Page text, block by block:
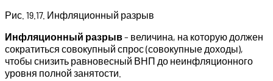
Рис. 19.17. Инфляционный разрыв
Инфляционный разрыв– величина, на которую должен
сократиться совокупный спрос (совокупные доходы),
чтобы снизить равновесный ВНП до неинфляционного
уровня полной занятости.